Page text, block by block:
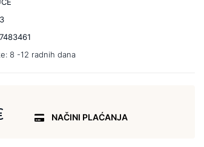
8 -12 radnih dana
NAČINI PLAĆANJA